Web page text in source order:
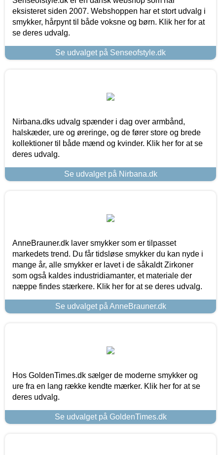
eksisteret siden 2007. Webshoppen har et stort udvalg i
smykker, hårpynt til både voksne og børn. Klik her for at
se deres udvalg.
Se udvalget på Senseofstyle.dk
Nirbana.dks udvalg spænder i dag over armbånd,
halskæder, ure og øreringe, og de fører store og brede
kollektioner til både mænd og kvinder. Klik her for at se
deres udvalg.
Se udvalget på Nirbana.dk
AnneBrauner.dk laver smykker som er tilpasset
markedets trend. Du får tidsløse smykker du kan nyde i
mange år, alle smykker er lavet i de såkaldt Zirkoner
som også kaldes industridiamanter, et materiale der
næppe findes stærkere. Klik her for at se deres udvalg.
Se udvalget på AnneBrauner.dk
Hos GoldenTimes.dk sælger de moderne smykker og
ure fra en lang række kendte mærker. Klik her for at se
deres udvalg.
Se udvalget på GoldenTimes.dk